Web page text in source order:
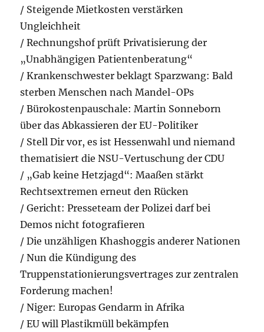
/ Steigende Mietkosten verstärken
Ungleichheit
/ Rechnungshof prüft Privatisierung der
„Unabhängigen Patientenberatung“
/ Krankenschwester beklagt Sparzwang: Bald
sterben Menschen nach Mandel-OPs
/ Bürokostenpauschale: Martin Sonneborn
über das Abkassieren der EU-Politiker
/ Stell Dir vor, es ist Hessenwahl und niemand
thematisiert die NSU-Vertuschung der CDU
/ „Gab keine Hetzjagd“: Maaßen stärkt
Rechtsextremen erneut den Rücken
/ Gericht: Presseteam der Polizei darf bei
Demos nicht fotografieren
/ Die unzähligen Khashoggis anderer Nationen
/ Nun die Kündigung des
Truppenstationierungsvertrages zur zentralen
Forderung machen!
/ Niger: Europas Gendarm in Afrika
/ EU will Plastikmüll bekämpfen